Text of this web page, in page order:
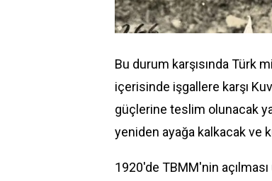
Bu durum karşısında Türk
içerisinde işgallere karşı
güçlerine teslim olunacak ya
yeniden ayağa kalkacak ve
1920'de TBMM'nin